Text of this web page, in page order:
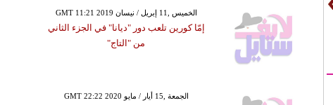
GMT 11:21 2019 الخميس ,11 إبريل / نيسان
إمّا كورين تلعب دور "ديانا" في الجزء الثاني
من "التاج"
GMT 22:22 2020 الجمعة ,15 أيار / مايو